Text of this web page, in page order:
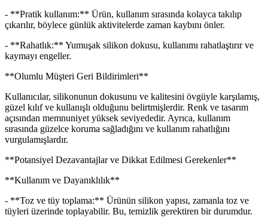
- **Pratik kullanım:** Ürün, kullanım sırasında kolayca takılıp
çıkarılır, böylece günlük aktivitelerde zaman kaybını önler.
- **Rahatlık:** Yumuşak silikon dokusu, kullanımı rahatlaştırır ve
kaymayı engeller.
**Olumlu Müşteri Geri Bildirimleri**
Kullanıcılar, silikonunun dokusunu ve kalitesini övgüyle karşılamış,
güzel kılıf ve kullanışlı olduğunu belirtmişlerdir. Renk ve tasarım
açısından memnuniyet yüksek seviyededir. Ayrıca, kullanım
sırasında güzelce koruma sağladığını ve kullanım rahatlığını
vurgulamışlardır.
**Potansiyel Dezavantajlar ve Dikkat Edilmesi Gerekenler**
**Kullanım ve Dayanıklılık**
- **Toz ve tüy toplama:** Ürünün silikon yapısı, zamanla toz ve
tüyleri üzerinde toplayabilir. Bu, temizlik gerektiren bir durumdur.